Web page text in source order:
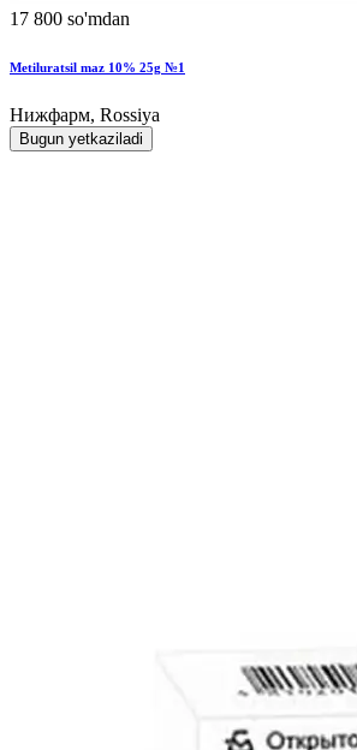
17 800 so'mdan
Metiluratsil maz 10% 25g №1
Нижфарм, Rossiya
Bugun yetkaziladi